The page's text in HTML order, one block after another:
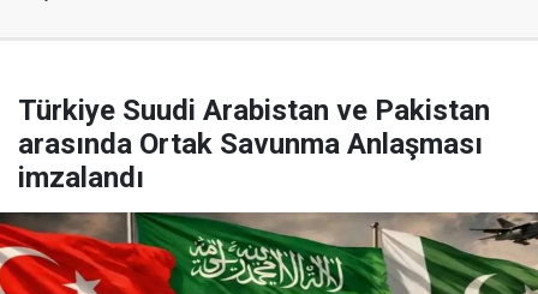
Türkiye Suudi Arabistan ve Pakistan
arasında Ortak Savunma Anlaşması
imzalandı